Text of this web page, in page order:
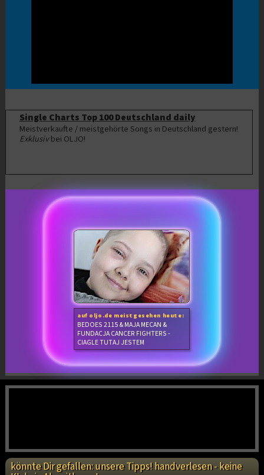
Single Charts Top 100 Deutschland daily
Meistverkaufte / meistgehörte Songs in Deutschland gestern!
Exklusivbei OLJO!
auf oljo.de meistgesehen heute:
BEDOES 2115 & MAJA MECAN &
FUNDACJA CANCER FIGHTERS -
CIAGLE TUTAJ JESTEM
könnte Dir gefallen: unsere Tipps! handverlesen - keine